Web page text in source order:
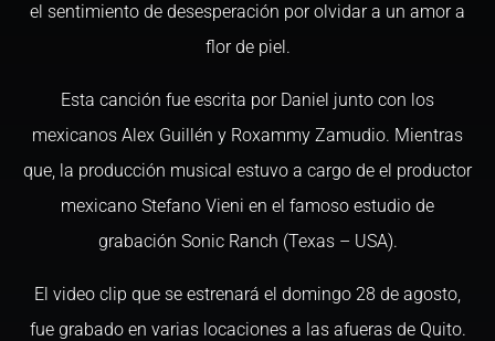
el sentimiento de desesperación por olvidar a un amor a
flor de piel.
Esta canción fue escrita por Daniel junto con los
mexicanos Alex Guillén y Roxammy Zamudio. Mientras
que, la producción musical estuvo a cargo de el productor
mexicano Stefano Vieni en el famoso estudio de
grabación Sonic Ranch (Texas – USA).
El video clip que se estrenará el domingo 28 de agosto,
fue grabado en varias locaciones a las afueras de Quito.